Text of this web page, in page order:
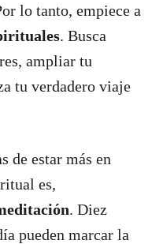
lo tanto, empiece a
. Busca
ampliar tu
tu verdadero viaje
de estar más en
es,
. Diez
pueden marcar la